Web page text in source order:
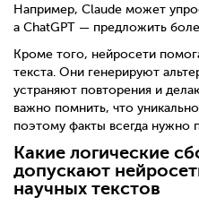
Например, Claude может
а ChatGPT — предложить
Кроме того, нейросети
текста. Они генерируют
устраняют повторения и
важно помнить, что
поэтому факты всегда нужно
Какие логические
допускают
научных текстов